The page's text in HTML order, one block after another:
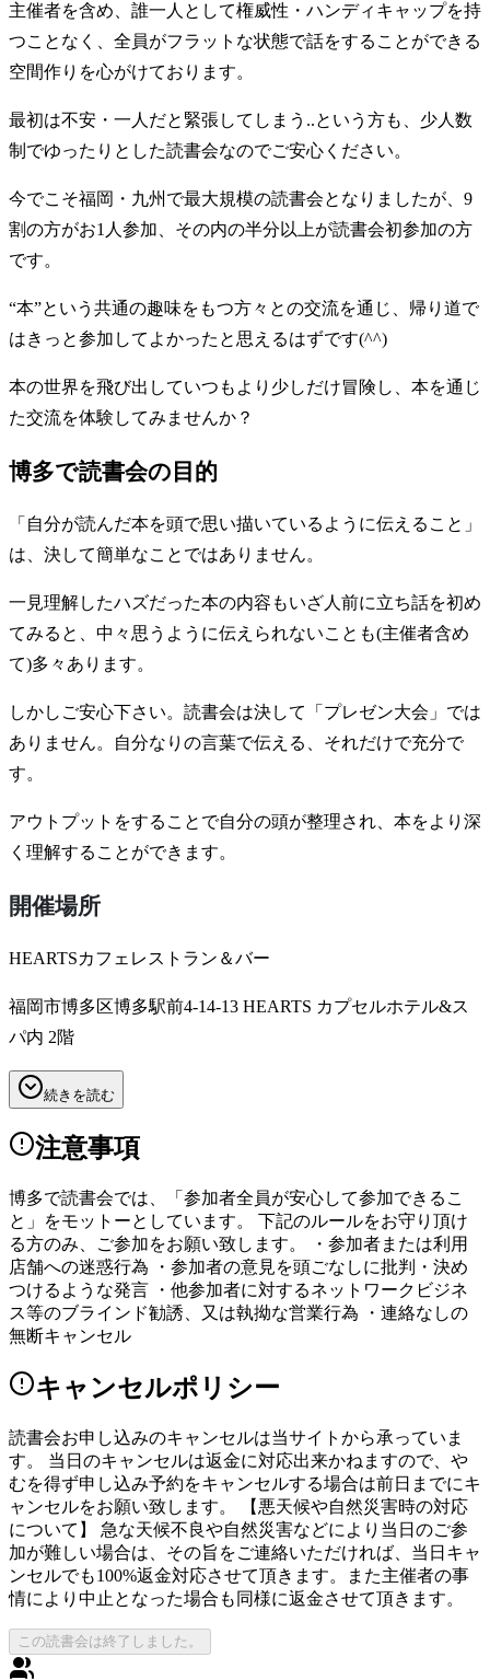
主催者を含め、誰一人として権威性・ハンディキャップを持
つことなく、全員がフラットな状態で話をすることができる
空間作りを心がけております。
最初は不安・一人だと緊張してしまう..という方も、少人数
制でゆったりとした読書会なのでご安心ください。
今でこそ福岡・九州で最大規模の読書会となりましたが、9
割の方がお1人参加、その内の半分以上が読書会初参加の方
です。
“本”という共通の趣味をもつ方々との交流を通じ、帰り道で
はきっと参加してよかったと思えるはずです(^^)
本の世界を飛び出していつもより少しだけ冒険し、本を通じ
た交流を体験してみませんか？
博多で読書会の目的
「自分が読んだ本を頭で思い描いているように伝えること」
は、決して簡単なことではありません。
一見理解したハズだった本の内容もいざ人前に立ち話を初め
てみると、中々思うように伝えられないことも(主催者含め
て)多々あります。
しかしご安心下さい。読書会は決して「プレゼン大会」では
ありません。自分なりの言葉で伝える、それだけで充分で
す。
アウトプットをすることで自分の頭が整理され、本をより深
く理解することができます。
開催場所
HEARTSカフェレストラン＆バー
福岡市博多区博多駅前4-14-13 HEARTS カプセルホテル&ス
パ内 2階
続きを読む
注意事項
博多で読書会では、「参加者全員が安心して参加できるこ
と」をモットーとしています。 下記のルールをお守り頂け
る方のみ、ご参加をお願い致します。 ・参加者または利用
店舗への迷惑行為 ・参加者の意見を頭ごなしに批判・決め
つけるような発言 ・他参加者に対するネットワークビジネ
ス等のブラインド勧誘、又は執拗な営業行為 ・連絡なしの
無断キャンセル
キャンセルポリシー
読書会お申し込みのキャンセルは当サイトから承っていま
す。 当日のキャンセルは返金に対応出来かねますので、や
むを得ず申し込み予約をキャンセルする場合は前日までにキ
ャンセルをお願い致します。 【悪天候や自然災害時の対応
について】 急な天候不良や自然災害などにより当日のご参
加が難しい場合は、その旨をご連絡いただければ、当日キャ
ンセルでも100%返金対応させて頂きます。また主催者の事
情により中止となった場合も同様に返金させて頂きます。
この読書会は終了しました。